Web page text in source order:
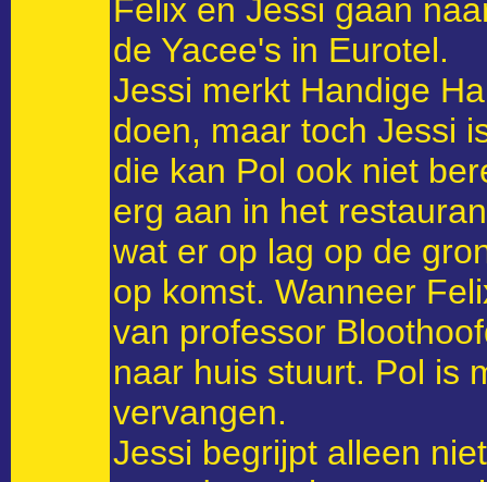
Felix en Jessi gaan
de Yacee's in Eurotel.
Jessi merkt Handige
doen, maar toch Jessi
die kan Pol ook niet
erg aan in het
wat er op lag op de
op komst. Wanneer
van professor
naar huis stuurt. Pol is
vervangen.
Jessi begrijpt alleen